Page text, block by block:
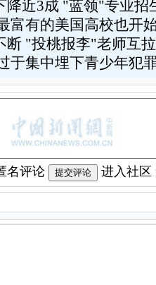
降近3成 "蓝领"专业招
富有的美国高校也开
断 "投桃报李"老师互
于集中埋下青少年犯
名评论 进入社区